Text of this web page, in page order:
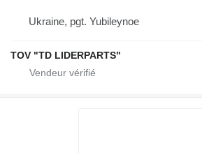
Ukraine, pgt. Yubileynoe
TOV "TD LIDERPARTS"